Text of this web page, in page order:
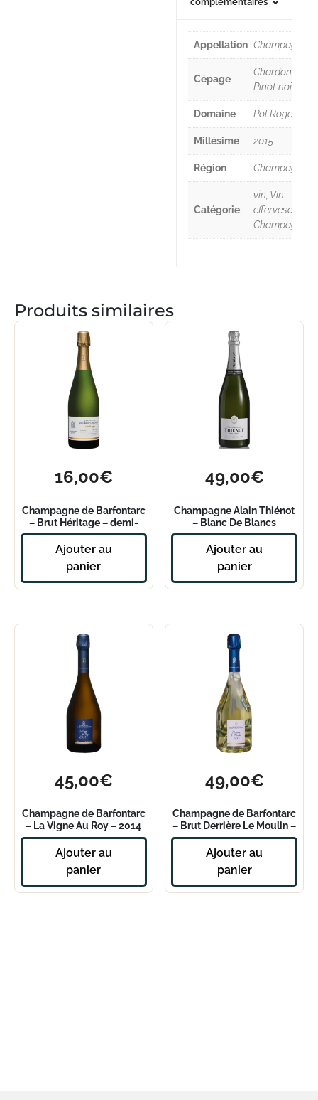
Appellation Champagne
Cépage
Chardonnay,
Pinot noir
Domaine Pol Roger
Millésime 2015
Région Champagne
Catégorie
vin, Vin
effervescent,
Champagne
Produits similaires
16,00€
Champagne de Barfontarc
– Brut Héritage – demi-
bouteille
Ajouter au
panier
49,00€
Champagne Alain Thiénot
– Blanc De Blancs
Ajouter au
panier
45,00€
Champagne de Barfontarc
– La Vigne Au Roy – 2014
Ajouter au
panier
49,00€
Champagne de Barfontarc
– Brut Derrière Le Moulin –
2017
Ajouter au
panier